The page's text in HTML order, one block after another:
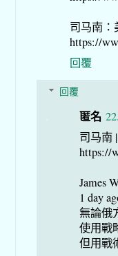
司马南：
https://
回覆
回覆
匿名
司马南
https://
James
1 day
無論俄
使用戰
但用戰